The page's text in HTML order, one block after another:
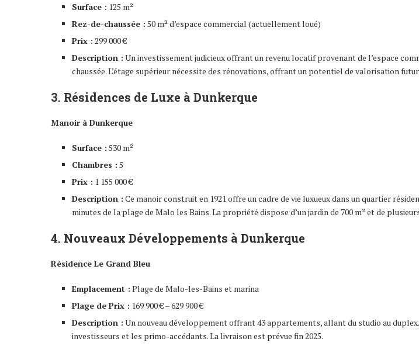
Surface : 125 m²
Rez-de-chaussée : 50 m² d’espace commercial (actuellement loué)
Prix : 299 000 €
Description : Un investissement judicieux offrant un revenu locatif provenant de l’espace
chaussée. L’étage supérieur nécessite des rénovations, offrant un potentiel de valorisation
3. Résidences de Luxe à Dunkerque
Manoir à Dunkerque
Surface : 530 m²
Chambres : 5
Prix : 1 155 000 €
Description : Ce manoir construit en 1921 offre un cadre de vie luxueux dans un quartier
minutes de la plage de Malo les Bains. La propriété dispose d’un jardin de 700 m² et de
4. Nouveaux Développements à Dunkerque
Résidence Le Grand Bleu
Emplacement : Plage de Malo-les-Bains et marina
Plage de Prix : 169 900 € – 629 900 €
Description : Un nouveau développement offrant 43 appartements, allant du studio au
investisseurs et les primo-accédants. La livraison est prévue fin 2025.